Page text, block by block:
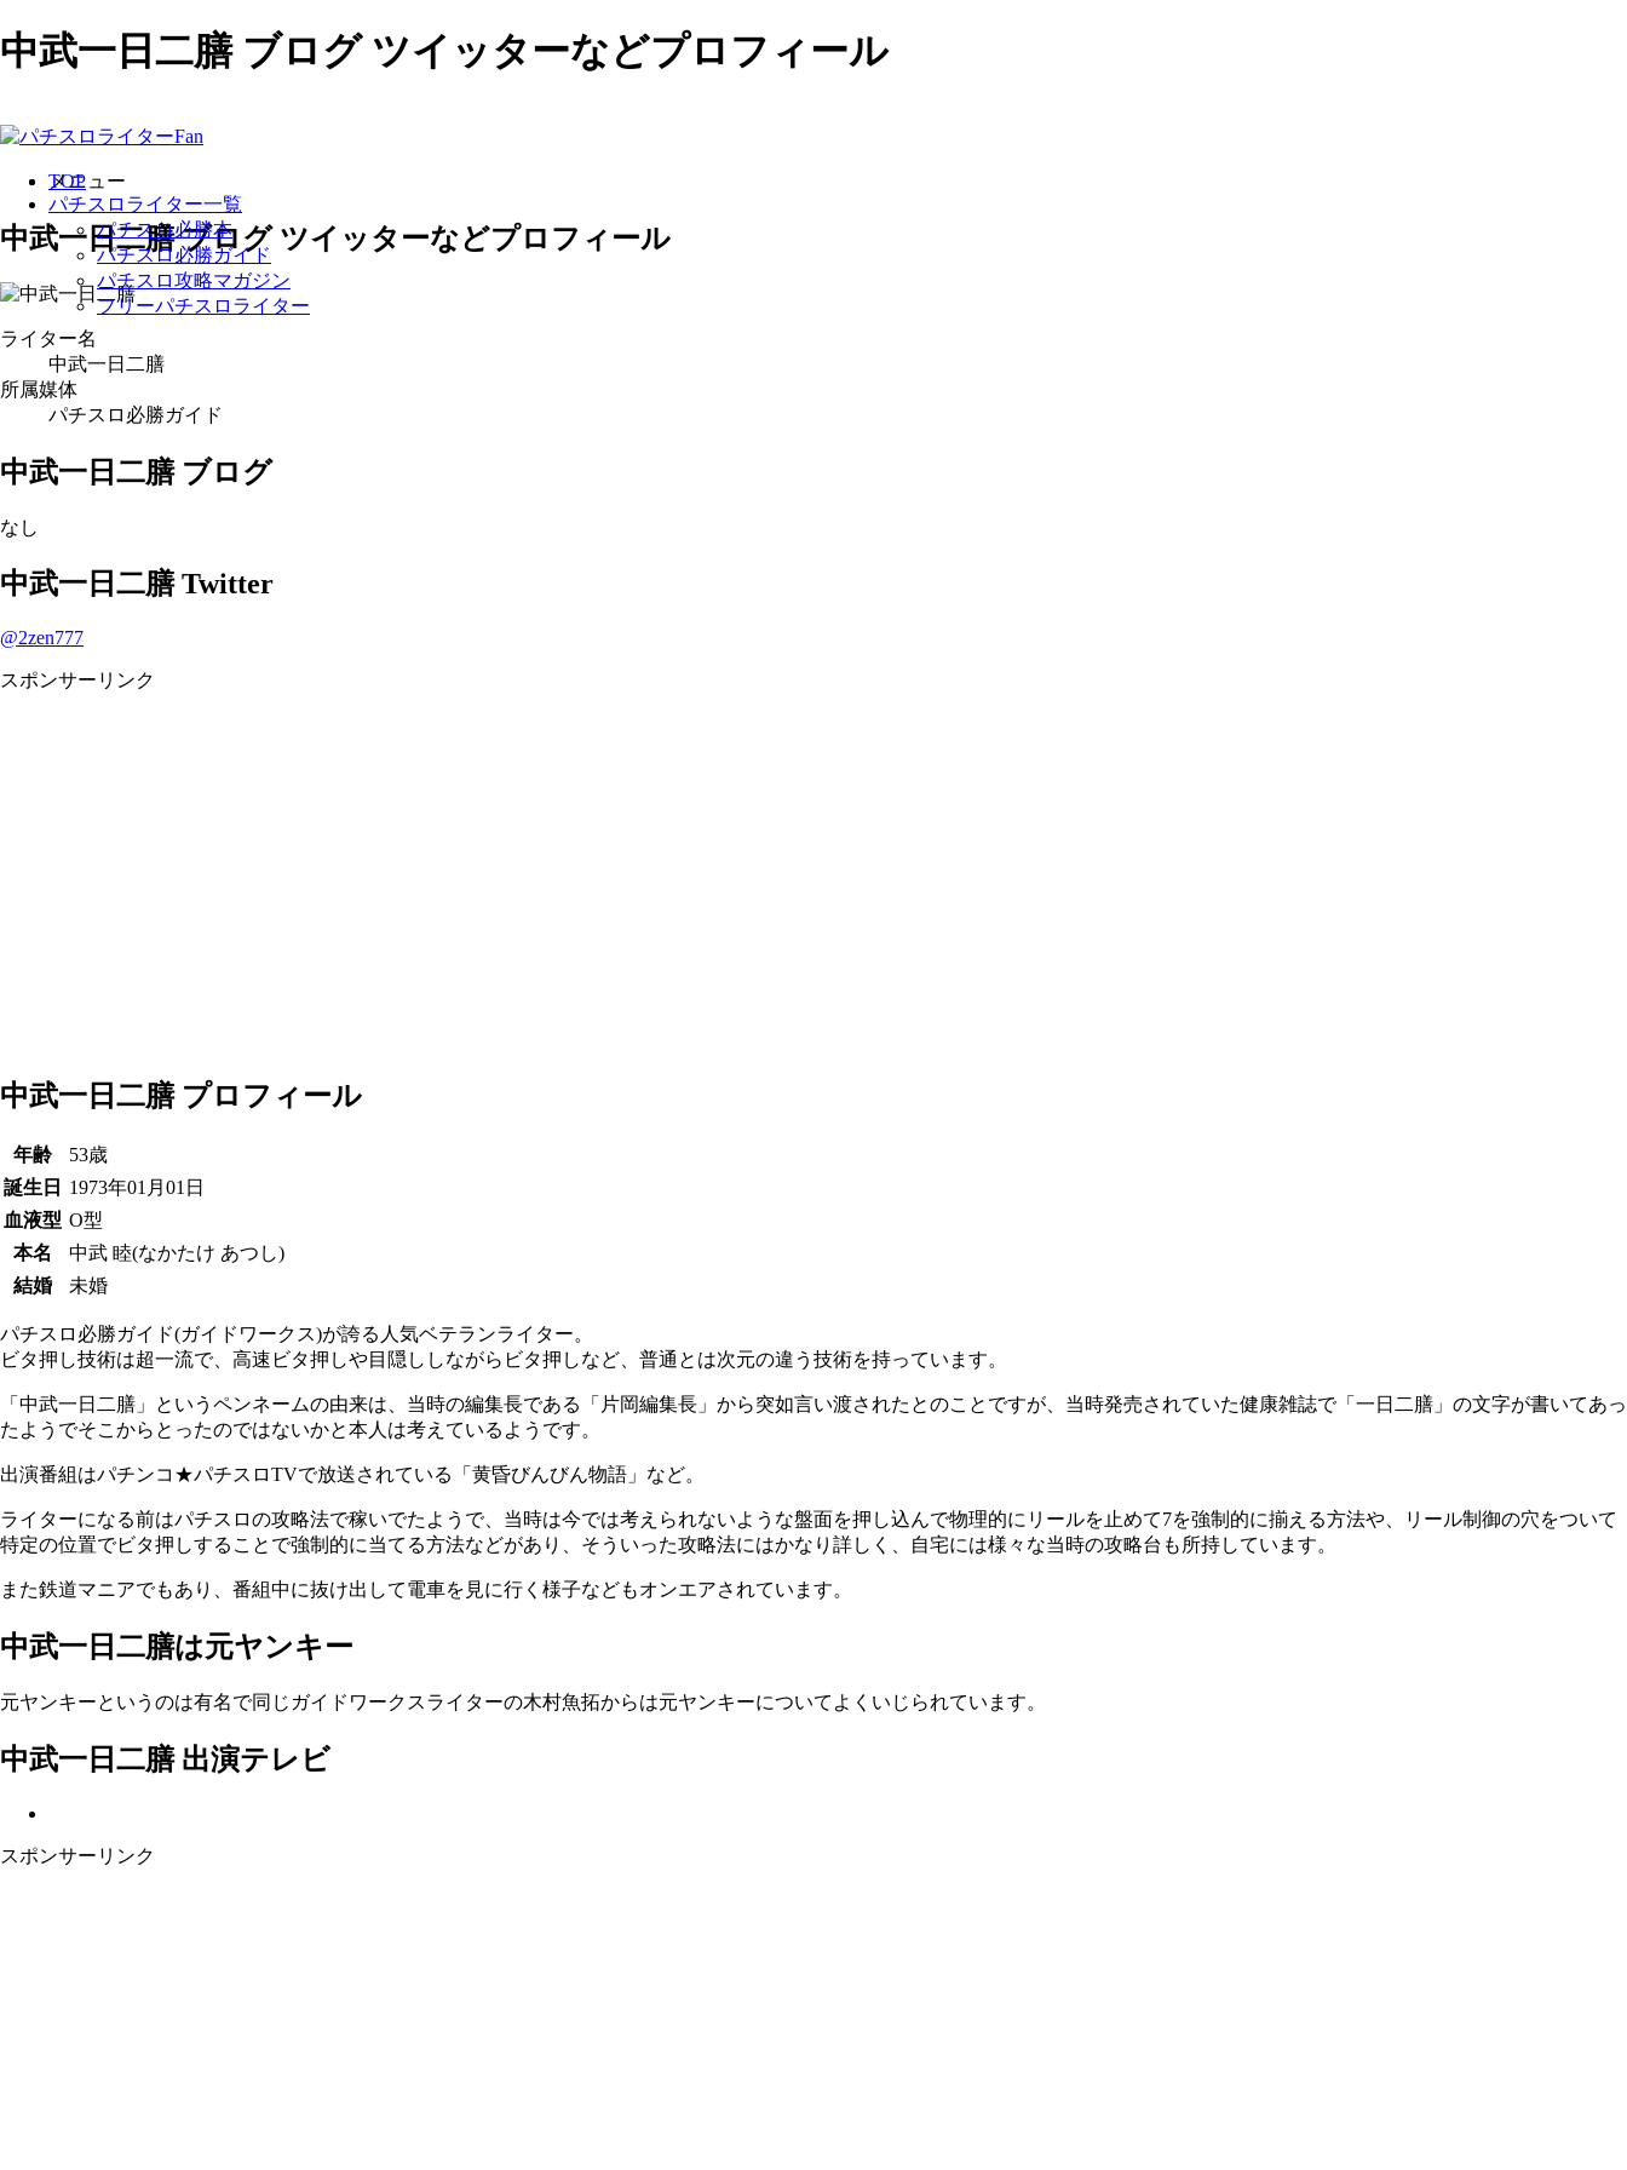
中武一日二膳 ブログ ツイッターなどプロフィール
コ
ツ
ス
ッ
メニュー
中武一日二膳 ブログ ツイッターなどプロフィール
ライター名
中武一日二膳
所属媒体
パチスロ必勝ガイド
中武一日二膳 ブログ
なし
中武一日二膳 Twitter
@2zen777
スポンサーリンク
中武一日二膳 プロフィール
年齢
53歳
誕生日
1973年01月01日
血液型 O型
本名
中武 睦(なかたけ あつし)
結婚
未婚
パチスロ必勝ガイド(ガイドワークス)が誇る人気ベテランライター。
ビタ押し技術は超一流で、高速ビタ押しや目隠ししながらビタ押しなど、普通とは次元の違う技術を持っています。
「中武一日二膳」というペンネームの由来は、当時の編集長である「片岡編集長」から突如言い渡されたとのことですが、当時発売されていた健康雑誌で「一日二膳」の文字が書いてあっ
たようでそこからとったのではないかと本人は考えているようです。
出演番組はパチンコ★パチスロTVで放送されている「黄昏びんびん物語」など。
ライターになる前はパチスロの攻略法で稼いでたようで、当時は今では考えられないような盤面を押し込んで物理的にリールを止めて7を強制的に揃える方法や、リール制御の穴をついて
特定の位置でビタ押しすることで強制的に当てる方法などがあり、そういった攻略法にはかなり詳しく、自宅には様々な当時の攻略台も所持しています。
また鉄道マニアでもあり、番組中に抜け出して電車を見に行く様子などもオンエアされています。
中武一日二膳は元ヤンキー
元ヤンキーというのは有名で同じガイドワークスライターの木村魚拓からは元ヤンキーについてよくいじられています。
中武一日二膳 出演テレビ
スポンサーリンク
TOP
パチスロライター一覧
パチスロ必勝本
パチスロ必勝ガイド
パチスロ攻略マガジン
フリーパチスロライター